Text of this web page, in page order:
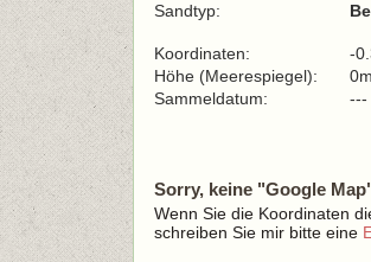
Sandtyp:
Koordinaten:
-
Höhe (Meerespiegel):
Sammeldatum:
---
Sorry, keine "Google
Wenn Sie die Koordinaten
schreiben Sie mir bitte eine